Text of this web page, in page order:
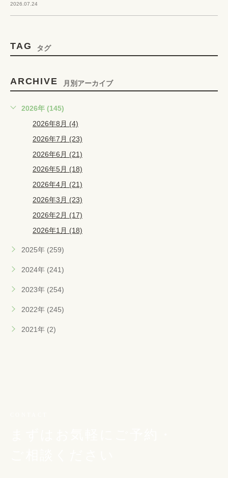
2026.07.24
TAG タグ
ARCHIVE 月別アーカイブ
2026年 (145)
2026年8月 (4)
2026年7月 (23)
2026年6月 (21)
2026年5月 (18)
2026年4月 (21)
2026年3月 (23)
2026年2月 (17)
2026年1月 (18)
2025年 (259)
2024年 (241)
2023年 (254)
2022年 (245)
2021年 (2)